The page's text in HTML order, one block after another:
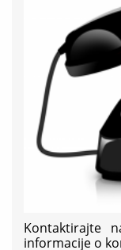
Kontaktirajte
informacije o